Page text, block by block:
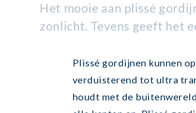
Het mooie aan plissé
zonlicht. Tevens geeft het
Plissé gordijnen kunnen
verduisterend tot ultra
houdt met de